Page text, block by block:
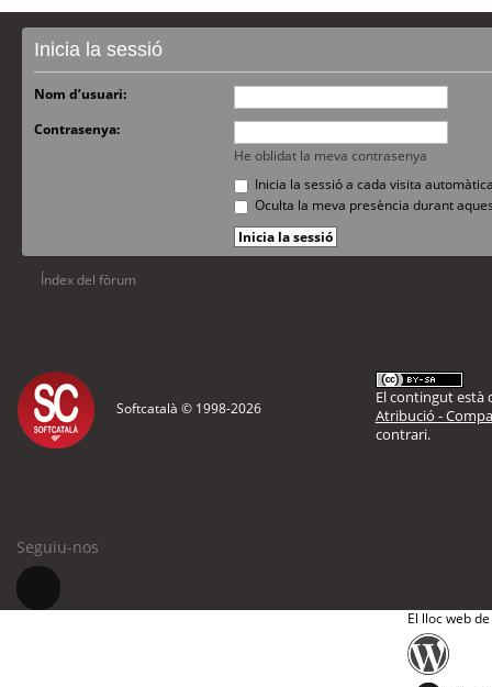
Inicia la sessió
Nom d’usuari:
Contrasenya:
He oblidat la meva contrasenya
Inicia la sessió a cada visita
Oculta la meva presència durant
Índex del fòrum
Softcatalà © 1998-2026
El contingut està
Atribució -
contrari.
Seguiu-nos
El lloc web